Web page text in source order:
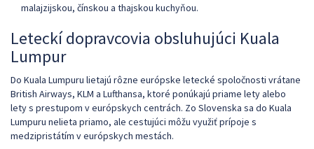
malajzijskou, čínskou a thajskou kuchyňou.
Leteckí dopravcovia obsluhujúci Kuala
Lumpur
Do Kuala Lumpuru lietajú rôzne európske letecké spoločnosti vrátane
British Airways, KLM a Lufthansa, ktoré ponúkajú priame lety alebo
lety s prestupom v európskych centrách. Zo Slovenska sa do Kuala
Lumpuru nelieta priamo, ale cestujúci môžu využiť prípoje s
medzipristátím v európskych mestách.